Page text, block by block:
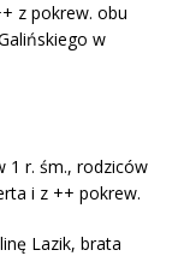
z pokrew. obu
w
1 r. śm., rodziców
i z ++ pokrew.
Lazik, brata